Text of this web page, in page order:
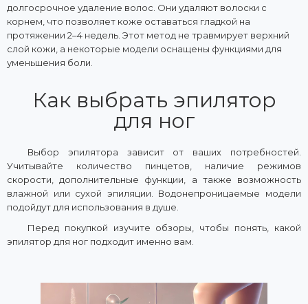
долгосрочное удаление волос. Они удаляют волоски с
корнем, что позволяет коже оставаться гладкой на
протяжении 2–4 недель. Этот метод не травмирует верхний
слой кожи, а некоторые модели оснащены функциями для
уменьшения боли.
Как выбрать эпилятор
для ног
Выбор эпилятора зависит от ваших потребностей.
Учитывайте количество пинцетов, наличие режимов
скорости, дополнительные функции, а также возможность
влажной или сухой эпиляции. Водонепроницаемые модели
подойдут для использования в душе.
Перед покупкой изучите обзоры, чтобы понять, какой
эпилятор для ног подходит именно вам.